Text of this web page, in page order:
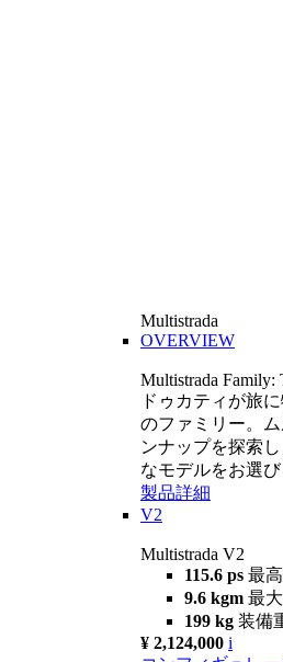
Multistrada
OVERVIEW
Multistrada Family:
ドゥカティが旅
のファミリー。
ンナップを探索
なモデルをお選び
製品詳細
V2
Multistrada V2
115.6 ps 最
9.6 kgm 最
199 kg 装備
¥ 2,124,000 i